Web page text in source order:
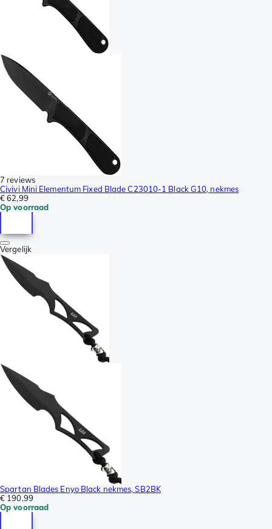
7 reviews
Civivi Mini Elementum Fixed Blade C23010-1 Black G10, nekmes
€ 62,99
Op voorraad
Vergelijk
Spartan Blades Enyo Black nekmes, SB2BK
€ 190,99
Op voorraad